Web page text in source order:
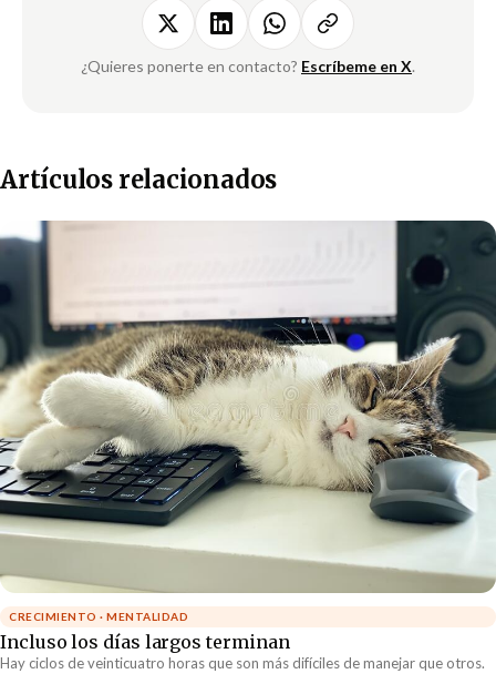
¿Quieres ponerte en contacto? Escríbeme en X.
Artículos relacionados
CRECIMIENTO · MENTALIDAD
Incluso los días largos terminan
Hay ciclos de veinticuatro horas que son más difíciles de manejar que otros.